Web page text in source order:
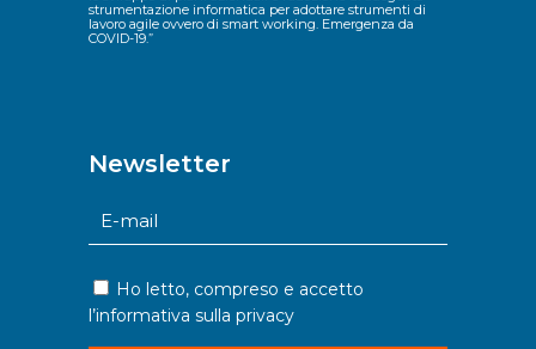
strumentazione informatica per adottare strumenti di
lavoro agile ovvero di smart working. Emergenza da
COVID-19.”
Newsletter
Ho letto, compreso e accetto
l’informativa sulla privacy